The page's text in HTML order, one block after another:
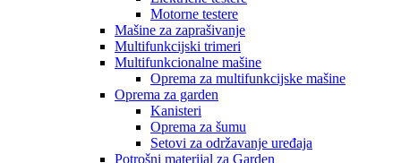
Motorne testere
Mašine za zaprašivanje
Multifunkcijski trimeri
Multifunkcionalne mašine
Oprema za multifunkcijske mašine
Oprema za garden
Kanisteri
Oprema za šumu
Setovi za održavanje uređaja
Potrošni materijal za Garden